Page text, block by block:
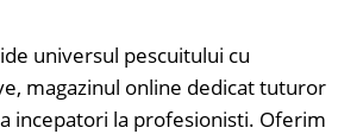
universul pescuitului cu
magazinul online dedicat tuturor
incepatori la profesionisti. Oferim